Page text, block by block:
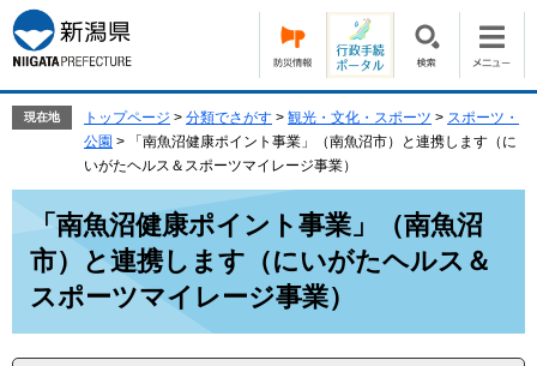
ー
ジ
の
す。
ニ
ュ
ー
し
現在地 トップページ > 分類でさがす > 観光・文化・スポーツ > スポーツ・
公園 >
「南魚沼健康ポイント事業」（南魚沼市）と連携します（に
いがたヘルス＆スポーツマイレージ事業）
「南魚沼健康ポイント事業」（南魚沼
市）と連携します（にいがたヘルス＆
スポーツマイレージ事業）